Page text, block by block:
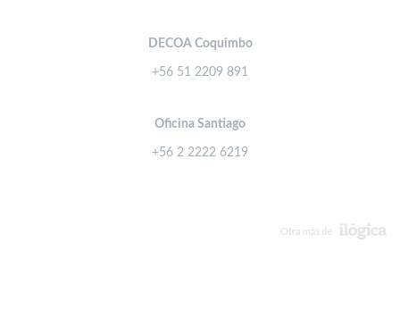
DECOA Coquimbo
+56 51 2209 891
Oficina Santiago
+56 2 2222 6219